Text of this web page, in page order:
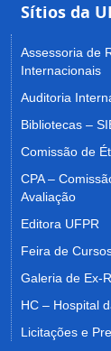
Sítios da
Assessoria de
Internacionais
Auditoria
Bibliotecas –
Comissão de
CPA –
Avaliação
Editora UFPR
Feira de
Galeria de Ex-
HC – Hospital
Licitações e